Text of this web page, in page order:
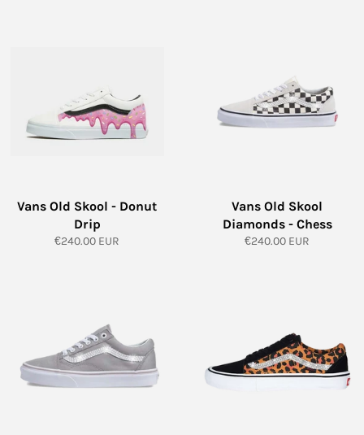
Vans Old Skool - Donut
Drip
Normale
€240.00 EUR
Vans Old Skool
Diamonds - Chess
Normale
€240.00 EUR